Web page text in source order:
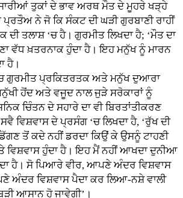
ਤੁਕਾਂ ਦੇ ਭਾਵ ਅਰਥ ਮੌਤ ਦੇ ਮੂਹਰੇ ਖੜ੍ਹੇ
ਪ੍ਰਤੌਅ ਨੇ ਜੋ ਕਿ ਸੰਕਟ ਦੀ ਘੜੀ ਗੁਰਬਾਣੀ ਰਾਹੀਂ
ਤਲਾਸ਼ ‘ਚ ਹੈ। ਗੁਰਮੀਤ ਲਿਖਦਾ ਹੈ; ‘ਮੌਤ ਦਾ
ਵੱਧ ਖ਼ਤਰਨਾਕ ਹੁੰਦਾ ਹੈ। ਇਹ ਮਨੁੱਖ ਨੂੰ ਮਾਰਨ
ਹੈ।
ਗੁਰਮੀਤ ਪ੍ਰਕਿਤਰਤਕ ਅਤੇ ਮਨੁੱਖ ਦੁਆਰਾ
ਹੋਂਦ ਅਤੇ ਵਜੂਦ ਨਾਲ ਜੁੜੇ ਸਰੋਕਾਰਾਂ ਨੂੰ
ਚਿੰਤਨ ਦੇ ਸਹਾਰੇ ਦਾ ਵੀ ਬਿਰਤਾਂਤੀਕਰਣ
ਵਿਸ਼ਵਾਸ ਦੇ ਪ੍ਰਸੰਗ ‘ਚ ਲਿਖਦਾ ਹੈ, ‘ਰੁੱਖ ਦੀ
ਤੋਂ ਕਦੇ ਨਹੀਂ ਡਰਦਾ ਕਿਉਂ ਕੇ ਉਸਨੂੰ ਟਾਹਣੀ
ਵਿਸ਼ਵਾਸ ਹੁੰਦਾ ਹੈ। ਇਹ ਮੈਂ ਨਹੀਂ ਆਖਦਾ ਦੁਨੀਆ
ਹੈ। ਸੋ ਪਿਆਰੇ ਵੀਰ, ਆਪਣੇ ਅੰਦਰ ਵਿਸ਼ਵਾਸ
ਅੰਦਰ ਵਿਸ਼ਵਾਸ ਪੈਦਾ ਕਰ ਲਿਆ-ਨਸ਼ੇ ਵਾਲੀ
ਆਸਾਨ ਹੋ ਜਾਵੇਗੀ’।